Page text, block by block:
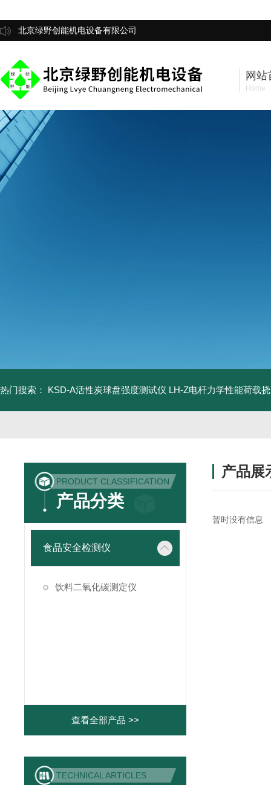
北京绿野创能机电设备有限公司
网站
Home
热门搜索： KSD-A活性炭球盘强度测试仪 LH-Z电杆力学性能荷载
PRODUCT CLASSIFICATION
产品分类
食品安全检测仪
饮料二氧化碳测定仪
查看全部产品 >>
TECHNICAL ARTICLES
产品展
暂时没有信息